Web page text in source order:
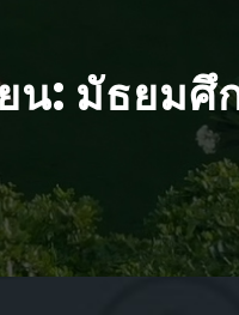
น: มัธยมศึ